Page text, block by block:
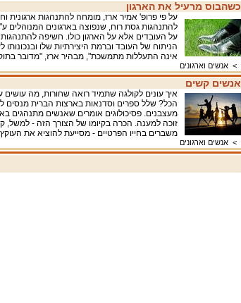
כשהבוס מרעיל את הארגון
על פי פרופ' אמיר ארז, מומחה להתנהגות ארגונית
להתנהגות גסת רוח, שנפוצה בארגונים המנוהלים
על העובדים אלא על הארגון כולו. חשיפה להתנהגות
הניתוח של העובד וברמת היצירתיות שלו
אינה התעללות מתמשכת", מבהיר ארז, "מדובר
>אנשים וארגונים
אנשים קשים
איך עונים לקולגה שתמיד רואה שחורות, מה
הכל? שלל ספרים וסדנאות בארצות הברית מנסים
מעצבנים. פסיכולוגים אומרים שאנשים מתנהגים
זוכה למענה. הכרה בקיומו של הצורך הזה - למשל,
משברים בחייו הפרטיים - מסייעת להוציא את
>אנשים וארגונים